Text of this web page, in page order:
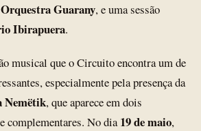
Orquestra Guarany, e uma sessão
Ibirapuera.
musical que o Circuito encontra um de
especialmente pela presença da
Nemëtik, que aparece em dois
complementares. No dia19 de maio,